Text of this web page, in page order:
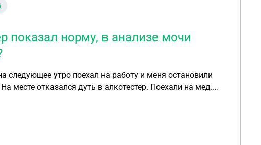
показал норму, в анализе мочи
следующее утро поехал на работу и меня остановили
месте отказался дуть в алкотестер. Поехали на мед.
0.16 промиль, через 15 минут повторно предложили
прав, если в моче отсутствует алкоголь и алкотестер
ли право брать кровь на анализ, если алкотестер